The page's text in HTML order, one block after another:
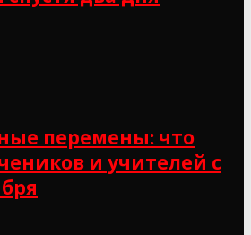
перемены: что
и учителей с